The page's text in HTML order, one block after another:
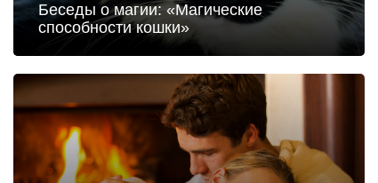
Беседы о магии: «Магические
способности кошки»